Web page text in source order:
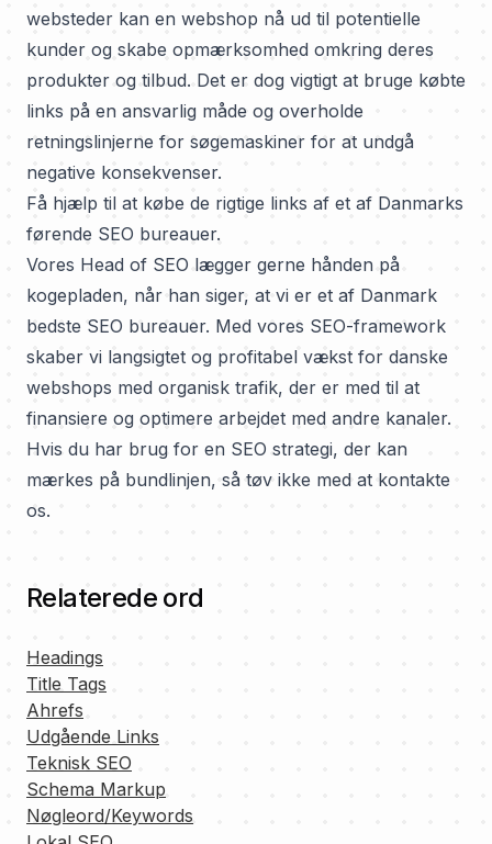
websteder kan en webshop nå ud til potentielle
kunder og skabe opmærksomhed omkring deres
produkter og tilbud. Det er dog vigtigt at bruge købte
links på en ansvarlig måde og overholde
retningslinjerne for søgemaskiner for at undgå
negative konsekvenser.
Få hjælp til at købe de rigtige links af et af Danmarks
førende SEO bureauer.
Vores Head of SEO lægger gerne hånden på
kogepladen, når han siger, at vi er et af Danmark
bedste SEO bureauer. Med vores SEO-framework
skaber vi langsigtet og profitabel vækst for danske
webshops med organisk trafik, der er med til at
finansiere og optimere arbejdet med andre kanaler.
Hvis du har brug for en SEO strategi, der kan
mærkes på bundlinjen, så tøv ikke med at kontakte
os.
Relaterede ord
Headings
Title Tags
Ahrefs
Udgående Links
Teknisk SEO
Schema Markup
Nøgleord/Keywords